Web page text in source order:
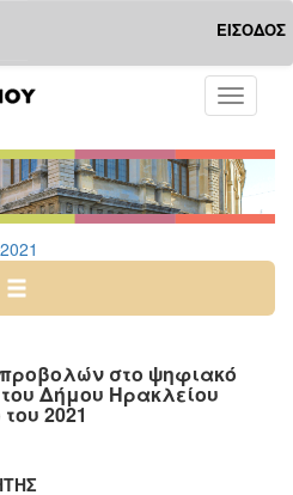
ΕΙΣΟΔΟΣ
Toggle
2021
στο ψηφιακό
Δήμου Ηρακλείου
2021